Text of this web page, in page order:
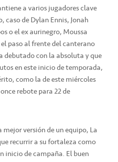
a varios jugadores clave
de Dylan Ennis, Jonah
o el ex aurinegro, Moussa
paso al frente del canterano
debutado con la absoluta y que
en este inicio de temporada,
como la de este miércoles
rebote para 22 de
versión de un equipo, La
recurrir a su fortaleza como
inicio de campaña. El buen